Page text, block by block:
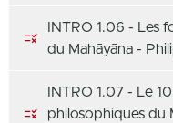
INTRO 1.06 - Les
du Mahāyāna -
INTRO 1.07 - Le
philosophiques du